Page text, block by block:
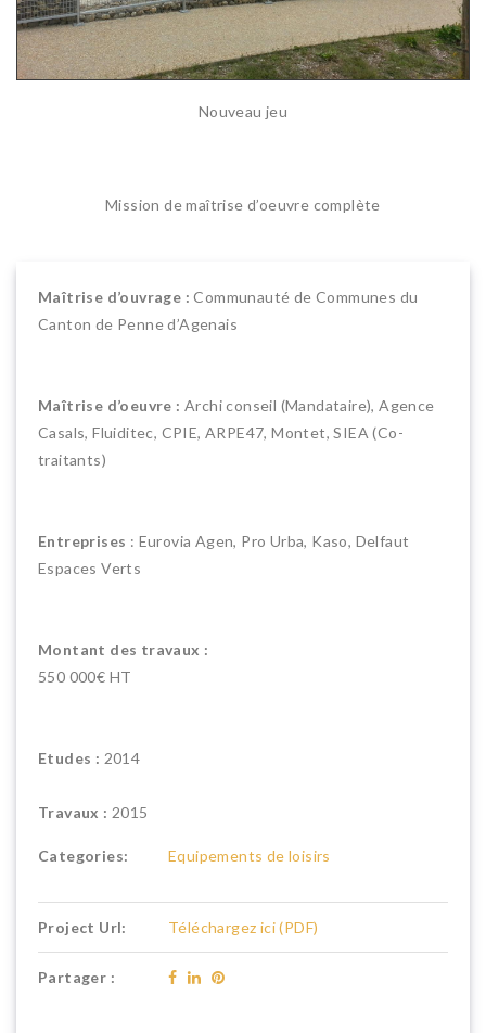
Nouveau jeu
Mission de maîtrise d’oeuvre complète
Maîtrise d’ouvrage : Communauté de Communes du
Canton de Penne d’Agenais
Maîtrise d’oeuvre : Archi conseil (Mandataire), Agence
Casals, Fluiditec, CPIE, ARPE47, Montet, SIEA (Co-
traitants)
Entreprises : Eurovia Agen, Pro Urba, Kaso, Delfaut
Espaces Verts
Montant des travaux :
550 000€ HT
Etudes : 2014
Travaux : 2015
Categories: Equipements de loisirs
Project Url: Téléchargez ici (PDF)
Partager :